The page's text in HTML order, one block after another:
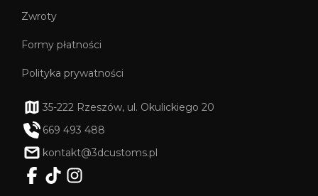
Zwroty
Formy płatności
Polityka prywatności
35-222 Rzeszów, ul. Okulickiego 20
669 493 488
kontakt@3dcustoms.pl